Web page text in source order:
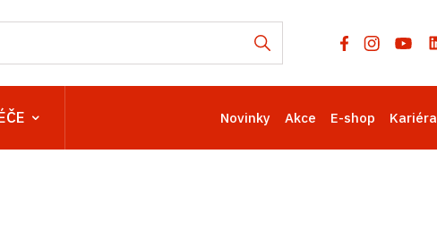
Novinky Akce E-shop Kariéra